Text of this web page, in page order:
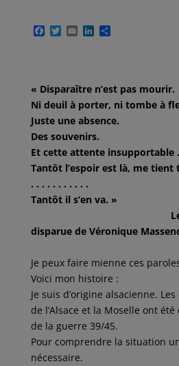
F
o
o
k
T
e
r
E L
d
I
n
P
g
e
r
« Disparaître n’est pas mourir.
Ni deuil à porter, ni tombe à
Juste une absence.
Des souvenirs.
Et cette attente insupportable .
Tantôt l’espoir est là, me tient
. . . . . . . . . . .
Tantôt il s’en va. »
Lettres à
disparue de Véronique
Je peux faire mienne ces
Voici mon histoire :
Je suis d’origine alsacienne.
de l’Alsace et la Moselle ont
de la guerre 39/45.
Pour comprendre la situation
nécessaire.